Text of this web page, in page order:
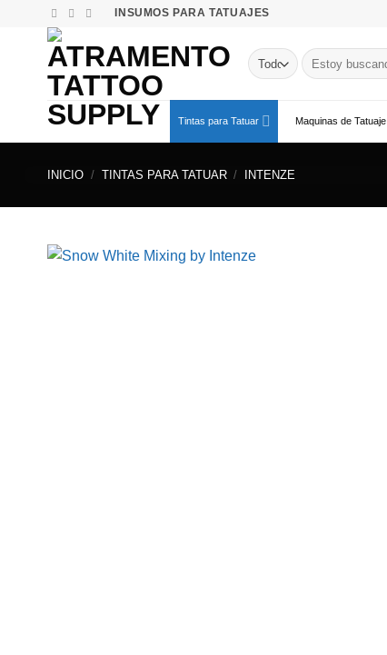
contenido
INSUMOS PARA TATUAJES
Buscar
por:
Tintas para Tatuar Maquinas de Tatuaje
INICIO / TINTAS PARA TATUAR / INTENZE